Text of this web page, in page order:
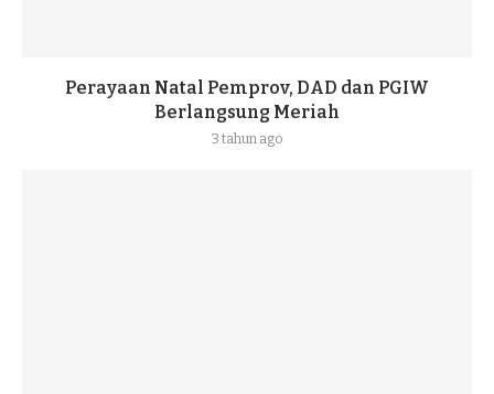
Perayaan Natal Pemprov, DAD dan PGIW
Berlangsung Meriah
3 tahun ago